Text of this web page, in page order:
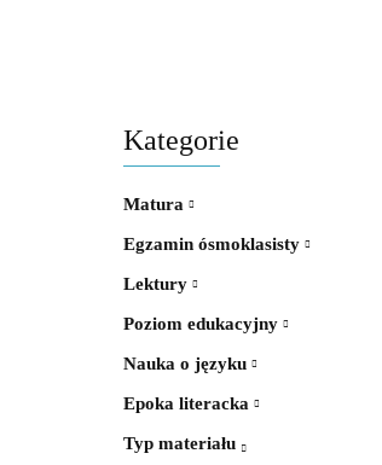
Kategorie
Matura
Egzamin ósmoklasisty
Lektury
Poziom edukacyjny
Nauka o języku
Epoka literacka
Typ materiału